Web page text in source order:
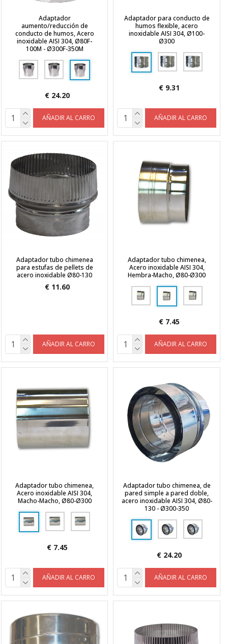
Adaptador
aumento/reducción de
conducto de humos, Acero
inoxidable AISI 304, Ø80F-
100M - Ø300F-350M
€ 24.20
AÑADIR AL CARRO
Adaptador para conducto de
humos flexible, acero
inoxidable AISI 304, Ø100-
Ø300
€ 9.31
AÑADIR AL CARRO
Adaptador tubo chimenea
para estufas de pellets de
acero inoxidable Ø80-130
€ 11.60
AÑADIR AL CARRO
Adaptador tubo chimenea,
Acero inoxidable AISI 304,
Hembra-Macho, Ø80-Ø300
€ 7.45
AÑADIR AL CARRO
Adaptador tubo chimenea,
Acero inoxidable AISI 304,
Macho-Macho, Ø80-Ø300
€ 7.45
AÑADIR AL CARRO
Adaptador tubo chimenea, de
pared simple a pared doble,
acero inoxidable AISI 304, Ø80-
130 - Ø300-350
€ 24.20
AÑADIR AL CARRO